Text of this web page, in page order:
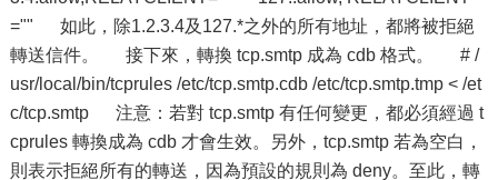
="" 如此，除1.2.3.4及127.*之外的所有地址，都將被拒絕
轉送信件。 接下來，轉換 tcp.smtp 成為 cdb 格式。 # /
usr/local/bin/tcprules /etc/tcp.smtp.cdb /etc/tcp.smtp.tmp < /et
c/tcp.smtp 注意：若對 tcp.smtp 有任何變更，都必須經過 t
cprules 轉換成為 cdb 才會生效。另外，tcp.smtp 若為空白，
則表示拒絕所有的轉送，因為預設的規則為 deny。至此，轉